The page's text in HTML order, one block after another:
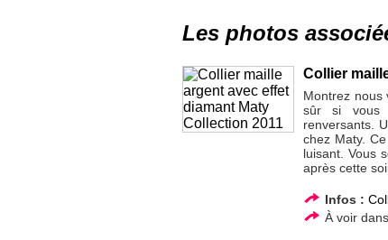
Les photos
Collier
Montrez
sûr si vous
renversants.
chez Maty.
luisant. Vous
après cette
Infos :
À voir